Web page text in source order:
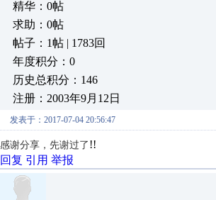
精华：0帖
求助：0帖
帖子：1帖 | 1783回
年度积分：0
历史总积分：146
注册：2003年9月12日
发表于：2017-07-04 20:56:47
感谢分享，先谢过了 !!
回复 引用 举报